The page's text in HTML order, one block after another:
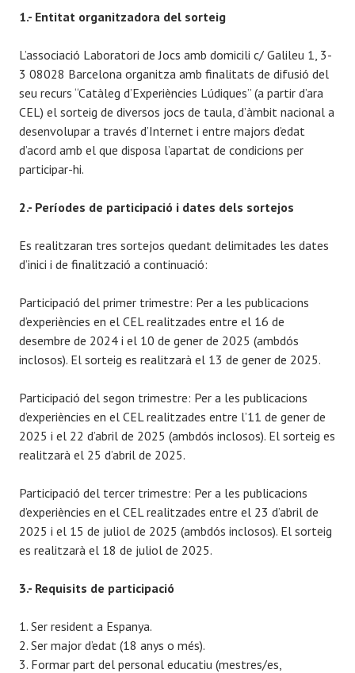
1.- Entitat organitzadora del sorteig
L’associació Laboratori de Jocs amb domicili c/ Galileu 1, 3-
3 08028 Barcelona organitza amb finalitats de difusió del
seu recurs “Catàleg d’Experiències Lúdiques” (a partir d’ara
CEL) el sorteig de diversos jocs de taula, d’àmbit nacional a
desenvolupar a través d’Internet i entre majors d’edat
d’acord amb el que disposa l’apartat de condicions per
participar-hi.
2.- Períodes de participació i dates dels sortejos
Es realitzaran tres sortejos quedant delimitades les dates
d’inici i de finalització a continuació:
Participació del primer trimestre: Per a les publicacions
d’experiències en el CEL realitzades entre el 16 de
desembre de 2024 i el 10 de gener de 2025 (ambdós
inclosos). El sorteig es realitzarà el 13 de gener de 2025.
Participació del segon trimestre: Per a les publicacions
d’experiències en el CEL realitzades entre l’11 de gener de
2025 i el 22 d’abril de 2025 (ambdós inclosos). El sorteig es
realitzarà el 25 d’abril de 2025.
Participació del tercer trimestre: Per a les publicacions
d’experiències en el CEL realitzades entre el 23 d’abril de
2025 i el 15 de juliol de 2025 (ambdós inclosos). El sorteig
es realitzarà el 18 de juliol de 2025.
3.- Requisits de participació
1. Ser resident a Espanya.
2. Ser major d’edat (18 anys o més).
3. Formar part del personal educatiu (mestres/es,